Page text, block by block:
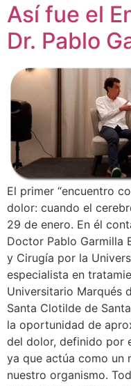
Así fue el
Dr. Pablo
El primer “encuentro
dolor: cuando el
29 de enero. En él
Doctor Pablo Garmilla
y Cirugía por la
especialista en
Universitario Marqués
Santa Clotilde de
la oportunidad de
del dolor, definido por
ya que actúa como un
nuestro organismo.